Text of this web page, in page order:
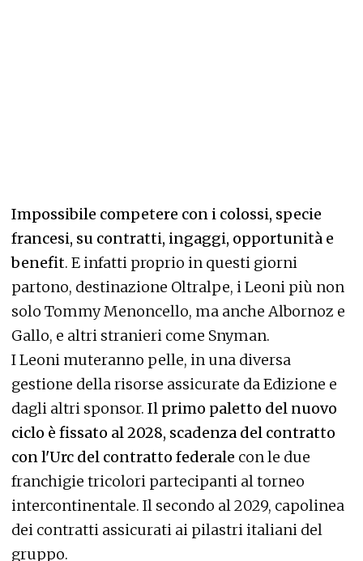
Impossibile competere con i colossi, specie
francesi, su contratti, ingaggi, opportunità e
benefit. E infatti proprio in questi giorni
partono, destinazione Oltralpe, i Leoni più non
solo Tommy Menoncello, ma anche Albornoz e
Gallo, e altri stranieri come Snyman.
I Leoni muteranno pelle, in una diversa
gestione della risorse assicurate da Edizione e
dagli altri sponsor. Il primo paletto del nuovo
ciclo è fissato al 2028, scadenza del contratto
con l'Urc del contratto federale con le due
franchigie tricolori partecipanti al torneo
intercontinentale. Il secondo al 2029, capolinea
dei contratti assicurati ai pilastri italiani del
gruppo.